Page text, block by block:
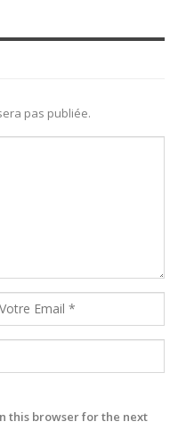
pas publiée.
this browser for the next